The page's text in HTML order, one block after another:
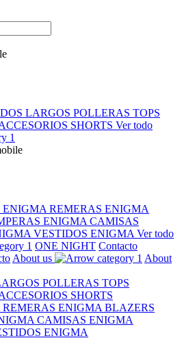
LARGOS POLLERAS TOPS
SHORTS Ver todo
ENIGMA REMERAS ENIGMA
ENIGMA CAMISAS
VESTIDOS ENIGMA Ver todo
ONE NIGHT Contacto
About us
About
POLLERAS TOPS
SHORTS
REMERAS ENIGMA BLAZERS
CAMISAS ENIGMA
ENIGMA